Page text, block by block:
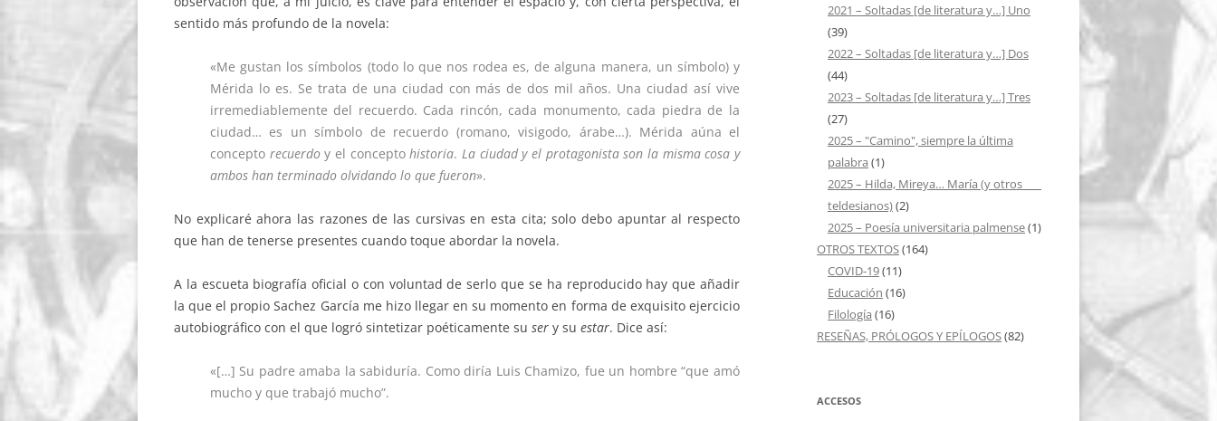
sentido más profundo de la novela:
«Me gustan los símbolos (todo lo que nos rodea es, de alguna manera, un símbolo) y
Mérida lo es. Se trata de una ciudad con más de dos mil años. Una ciudad así vive
irremediablemente del recuerdo. Cada rincón, cada monumento, cada piedra de la
ciudad… es un símbolo de recuerdo (romano, visigodo, árabe…). Mérida aúna el
concepto recuerdo y el conceptohistoria.La ciudad y el protagonista son la misma cosa y
ambos han terminado olvidando lo que fueron».
No explicaré ahora las razones de las cursivas en esta cita; solo debo apuntar al respecto
que han de tenerse presentes cuando toque abordar la novela.
A la escueta biografía oficial o con voluntad de serlo que se ha reproducido hay que añadir
la que el propio Sachez García me hizo llegar en su momento en forma de exquisito ejercicio
autobiográfico con el que logró sintetizar poéticamente su ser y su estar. Dice así:
«[…] Su padre amaba la sabiduría. Como diría Luis Chamizo, fue un hombre “que amó
mucho y que trabajó mucho”.
2021 – Soltadas [de literatura y…] Uno
(39)
2022 – Soltadas [de literatura y…] Dos
(44)
2023 – Soltadas [de literatura y…] Tres
(27)
2025 – "Camino", siempre la última
palabra (1)
2025 – Hilda, Mireya… María (y otros ___
teldesianos)(2)
2025 – Poesía universitaria palmense(1)
OTROS TEXTOS(164)
COVID-19(11)
Educación (16)
Filología (16)
RESEÑAS, PRÓLOGOS Y EPÍLOGOS(82)
ACCESOS